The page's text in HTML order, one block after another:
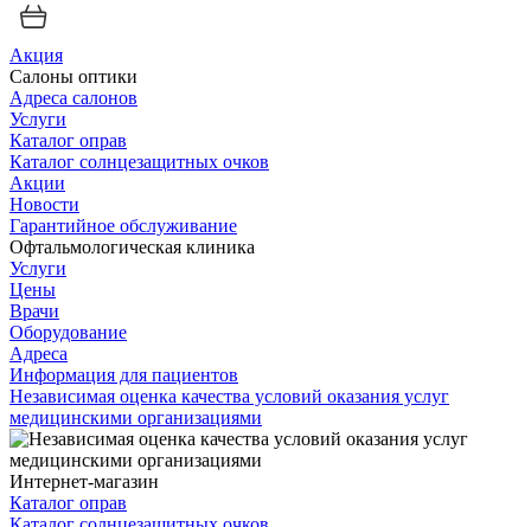
Акция
Салоны оптики
Адреса салонов
Услуги
Каталог оправ
Каталог солнцезащитных очков
Акции
Новости
Гарантийное обслуживание
Офтальмологическая клиника
Услуги
Цены
Врачи
Оборудование
Адреса
Информация для пациентов
Независимая оценка качества условий оказания услуг
медицинскими организациями
Интернет-магазин
Каталог оправ